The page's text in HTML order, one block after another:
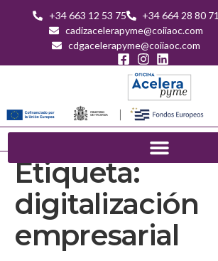
+34 663 12 53 75
+34 664 28 80 71
cadizacelerapyme@coiiaoc.com
cdgacelerapyme@coiiaoc.com
Etiqueta:
digitalización
empresarial